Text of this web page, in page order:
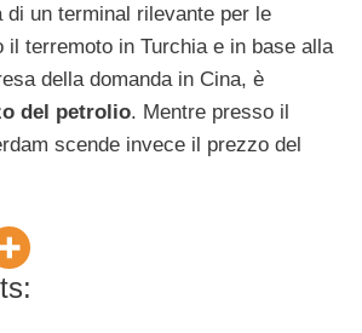
di un terminal rilevante per le
il terremoto in Turchia e in base alla
della domanda in Cina, è
del petrolio. Mentre presso il
scende invece il prezzo del